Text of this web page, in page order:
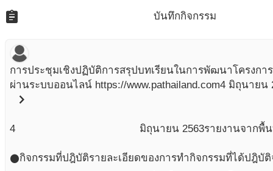
assignment บันทึกกิจกรรม
การประชุมเชิงปฏิบัติการสรุปบทเรียนในการพัฒนาโครงกา
ผ่านระบบออนไลน์ https://www.pathailand.com4 มิถุนายน
chevron_right
4 มิถุนายน 2563รายงานจากพื้น
circleกิจกรรมที่ปฎิบัติรายละเอียดของการทำกิจกรรมที่ได้ปฎิบัติ